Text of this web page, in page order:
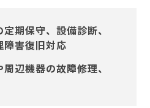
期保守、設備診断、
障害復旧対応
辺機器の故障修理、